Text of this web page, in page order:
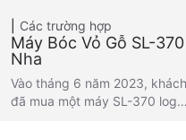
Các trường hợp
Máy Bóc Vỏ Gỗ SL-
Nha
Vào tháng 6 năm 2023,
đã mua một máy SL-370 log…